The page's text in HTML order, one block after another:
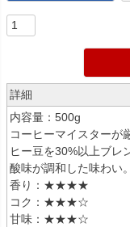
詳細
内容量：500g
コーヒーマイスターが
ヒー豆を30%以上ブレ
酸味が調和した味わい。
香り：★★★★
コク：★★★☆
甘味：★★★☆